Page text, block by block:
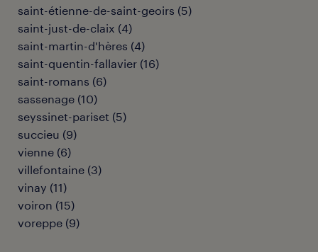
saint-étienne-de-saint-geoirs (5)
saint-just-de-claix (4)
saint-martin-d'hères (4)
saint-quentin-fallavier (16)
saint-romans (6)
sassenage (10)
seyssinet-pariset (5)
succieu (9)
vienne (6)
villefontaine (3)
vinay (11)
voiron (15)
voreppe (9)